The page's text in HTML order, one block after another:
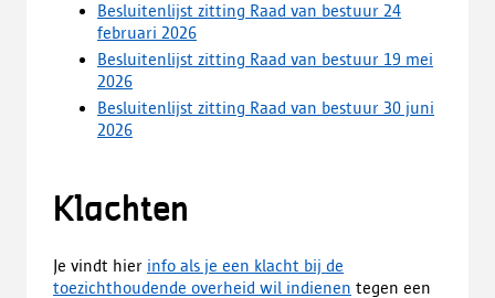
Besluitenlijst zitting Raad van bestuur 24
februari 2026
Besluitenlijst zitting Raad van bestuur 19 mei
2026
Besluitenlijst zitting Raad van bestuur 30 juni
2026
Klachten
Je vindt hier info als je een klacht bij de
toezichthoudende overheid wil indienen tegen een